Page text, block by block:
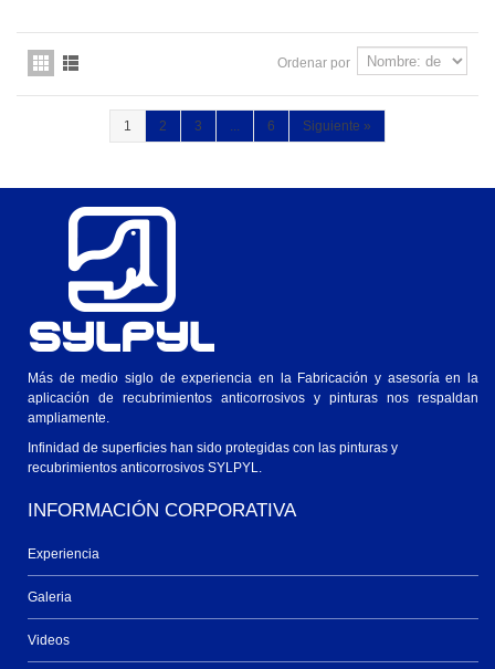
SYLPYL 100Ordenar por
1 2 3 ... 6 Siguiente »
Más de medio siglo de experiencia en la Fabricación y asesoría en la
aplicación de recubrimientos anticorrosivos y pinturas nos respaldan
ampliamente.
Infinidad de superficies han sido protegidas con las pinturas y
recubrimientos anticorrosivos SYLPYL.
INFORMACIÓN CORPORATIVA
Experiencia
Galeria
Videos